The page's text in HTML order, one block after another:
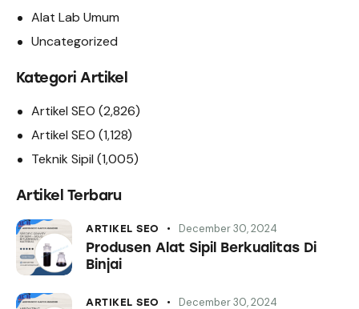
Alat Lab Umum
Uncategorized
Kategori Artikel
Artikel SEO (2,826)
Artikel SEO (1,128)
Teknik Sipil (1,005)
Artikel Terbaru
ARTIKEL SEO December 30, 2024
Produsen Alat Sipil Berkualitas Di
Binjai
ARTIKEL SEO December 30, 2024